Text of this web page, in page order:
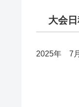
大会
2025年 7月